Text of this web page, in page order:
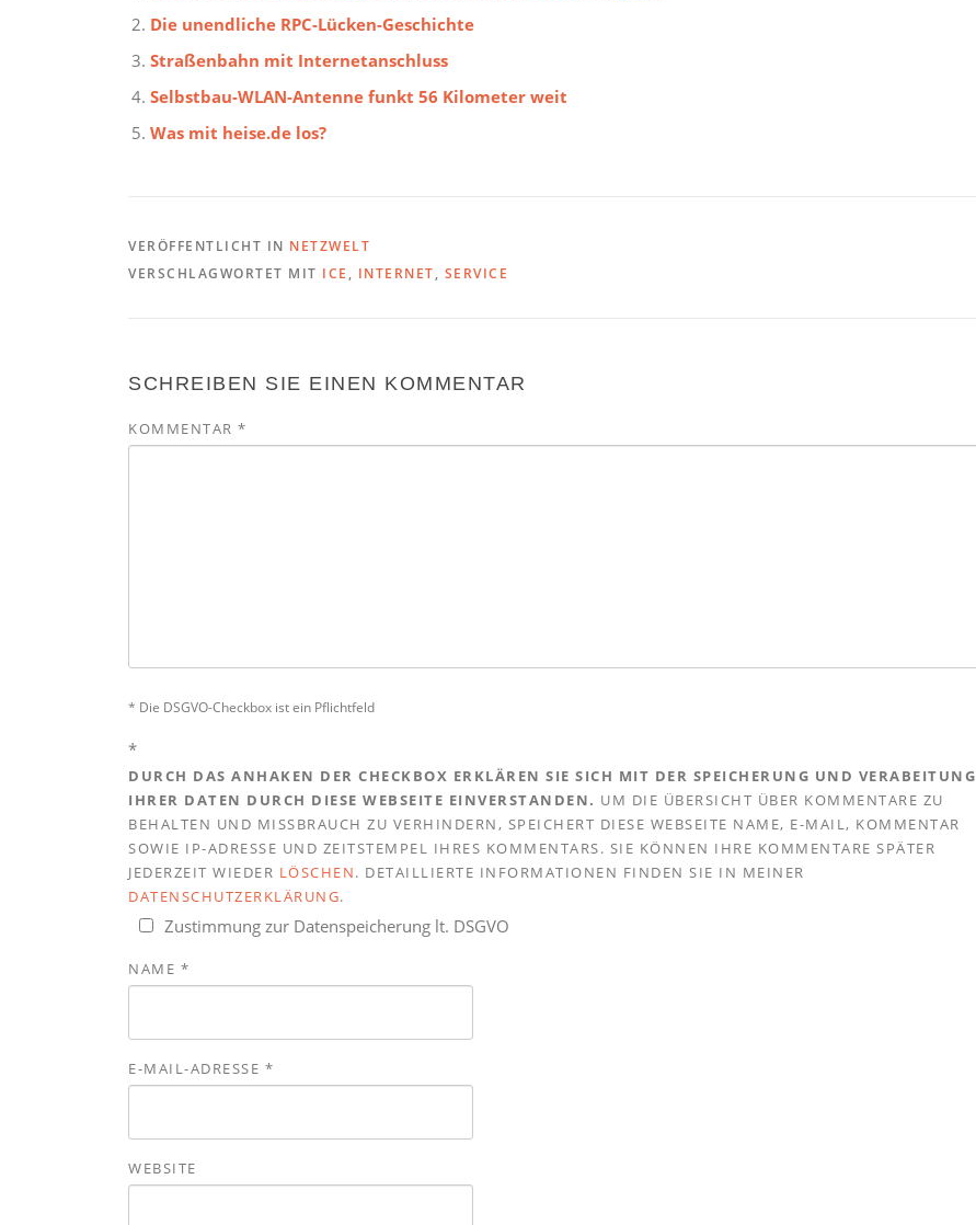
Die unendliche RPC-Lücken-Geschichte
Straßenbahn mit Internetanschluss
Selbstbau-WLAN-Antenne funkt 56 Kilometer weit
Was mit heise.de los?
VERÖFFENTLICHT IN NETZWELT
VERSCHLAGWORTET MIT ICE , INTERNET, SERVICE
SCHREIBEN SIE EINEN KOMMENTAR
KOMMENTAR *
* Die DSGVO-Checkbox ist ein Pflichtfeld
*
DURCH DAS ANHAKEN DER CHECKBOX ERKLÄREN SIE SICH MIT DER SPEICHERUNG UND VERABEITUNG
IHRER DATEN DURCH DIESE WEBSEITE EINVERSTANDEN. UM DIE ÜBERSICHT ÜBER KOMMENTARE ZU
BEHALTEN UND MISSBRAUCH ZU VERHINDERN, SPEICHERT DIESE WEBSEITE NAME, E-MAIL, KOMMENTAR
SOWIE IP-ADRESSE UND ZEITSTEMPEL IHRES KOMMENTARS. SIE KÖNNEN IHRE KOMMENTARE SPÄTER
JEDERZEIT WIEDER LÖSCHEN. DETAILLIERTE INFORMATIONEN FINDEN SIE IN MEINER
DATENSCHUTZERKLÄRUNG.
Zustimmung zur Datenspeicherung lt. DSGVO
NAME *
E-MAIL-ADRESSE *
WEBSITE